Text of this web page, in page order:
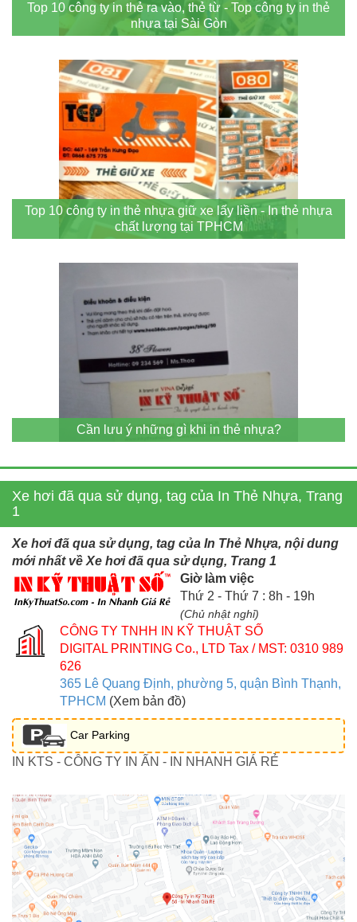
Top 10 công ty in thẻ ra vào, thẻ từ - Top công ty in thẻ
nhựa tại Sài Gòn
Top 10 công ty in thẻ nhựa giữ xe lấy liền - In thẻ nhựa
chất lượng tại TPHCM
Cần lưu ý những gì khi in thẻ nhựa?
Xe hơi đã qua sử dụng, tag của In Thẻ Nhựa, Trang
1
Xe hơi đã qua sử dụng, tag của In Thẻ Nhựa, nội dung
mới nhất về Xe hơi đã qua sử dụng, Trang 1
Giờ làm việc
Thứ 2 - Thứ 7 : 8h - 19h
(Chủ nhật nghỉ)
CÔNG TY TNHH IN KỸ THUẬT SỐ
DIGITAL PRINTING Co., LTD Tax / MST: 0310 989
626
365 Lê Quang Định, phường 5, quận Bình Thạnh,
TPHCM (Xem bản đồ)
Car Parking
IN KTS - CÔNG TY IN ẤN - IN NHANH GIÁ RẺ